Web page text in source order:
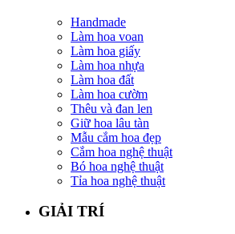
Handmade
Làm hoa voan
Làm hoa giấy
Làm hoa nhựa
Làm hoa đất
Làm hoa cườm
Thêu và đan len
Giữ hoa lâu tàn
Mẫu cắm hoa đẹp
Cắm hoa nghệ thuật
Bó hoa nghệ thuật
Tỉa hoa nghệ thuật
GIẢI TRÍ